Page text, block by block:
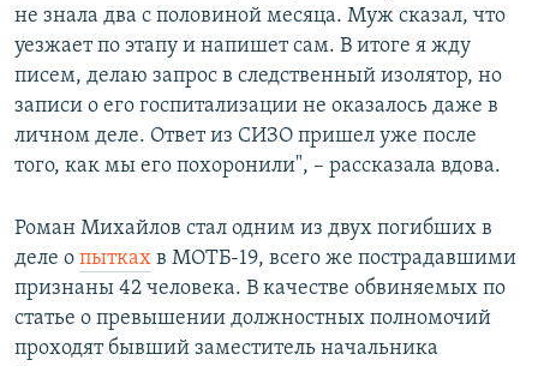
не знала два с половиной месяца. Муж сказал, что
уезжает по этапу и напишет сам. В итоге я жду
писем, делаю запрос в следственный изолятор, но
записи о его госпитализации не оказалось даже в
личном деле. Ответ из СИЗО пришел уже после
того, как мы его похоронили", – рассказала вдова.
Роман Михайлов стал одним из двух погибших в
деле о пытках в МОТБ-19, всего же пострадавшими
признаны 42 человека. В качестве обвиняемых по
статье о превышении должностных полномочий
проходят бывший заместитель начальника